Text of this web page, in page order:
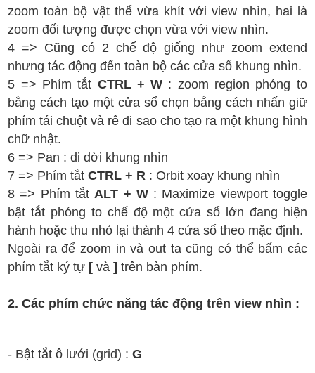
zoom toàn bộ vật thể vừa khít với view nhìn, hai là
zoom đối tượng được chọn vừa với view nhìn.
4 => Cũng có 2 chế độ giống như zoom extend
nhưng tác động đến toàn bộ các cửa sổ khung nhìn.
5 => Phím tắt CTRL + W : zoom region phóng to
bằng cách tạo một cửa sổ chọn bằng cách nhấn giữ
phím tái chuột và rê đi sao cho tạo ra một khung hình
chữ nhật.
6 => Pan : di dời khung nhìn
7 => Phím tắtCTRL + R : Orbit xoay khung nhìn
8 => Phím tắtALT + W : Maximize viewport toggle
bật tắt phóng to chế độ một cửa sổ lớn đang hiện
hành hoặc thu nhỏ lại thành 4 cửa sổ theo mặc định.
Ngoài ra để zoom in và out ta cũng có thể bấm các
phím tắt ký tự [ và] trên bàn phím.
2. Các phím chức năng tác động trên view nhìn :
- Bật tắt ô lưới (grid) :G